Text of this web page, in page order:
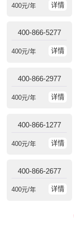
详情
400元/年
400-866-5277
详情
400元/年
400-866-2977
详情
400元/年
400-866-1277
详情
400元/年
400-866-2677
详情
400元/年